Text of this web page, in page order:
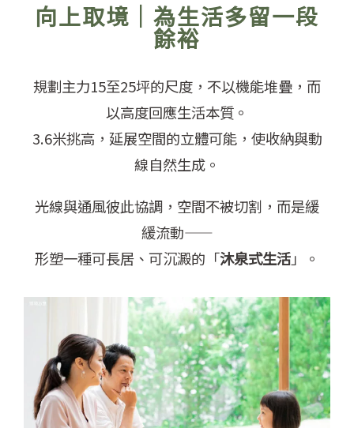
向上取境｜為生活多留一段
餘裕
規劃主力15至25坪的尺度，不以機能堆疊，而
以高度回應生活本質。
3.6米挑高，延展空間的立體可能，使收納與動
線自然生成。
光線與通風彼此協調，空間不被切割，而是緩
緩流動——
形塑一種可長居、可沉澱的「沐泉式生活」。